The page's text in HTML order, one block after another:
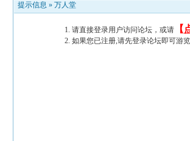
提示信息 » 万人堂
请直接登录用户访问论坛，或请【
如果您已注册,请先登录论坛即可游